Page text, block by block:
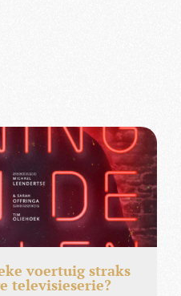
voertuig straks
televisieserie?